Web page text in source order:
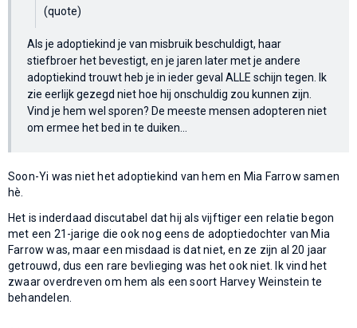
(quote)
Als je adoptiekind je van misbruik beschuldigt, haar
stiefbroer het bevestigt, en je jaren later met je andere
adoptiekind trouwt heb je in ieder geval ALLE schijn tegen. Ik
zie eerlijk gezegd niet hoe hij onschuldig zou kunnen zijn.
Vind je hem wel sporen? De meeste mensen adopteren niet
om ermee het bed in te duiken...
Soon-Yi was niet het adoptiekind van hem en Mia Farrow samen
hè.
Het is inderdaad discutabel dat hij als vijftiger een relatie begon
met een 21-jarige die ook nog eens de adoptiedochter van Mia
Farrow was, maar een misdaad is dat niet, en ze zijn al 20 jaar
getrouwd, dus een rare bevlieging was het ook niet. Ik vind het
zwaar overdreven om hem als een soort Harvey Weinstein te
behandelen.